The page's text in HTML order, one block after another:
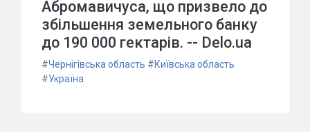
Абромавичуса, що призвело до
збільшення земельного банку
до 190 000 гектарів. -- Delo.ua
#Чернігівська область #Київська область
#Україна